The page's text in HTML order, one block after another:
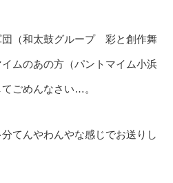
団（和太鼓グループ 彩と創作舞
ムのあの方（パントマイム小浜
ごめんなさい…。
てんやわんやな感じでお送りし